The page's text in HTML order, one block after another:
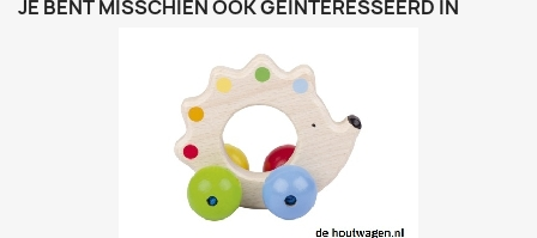
JE BENT MISSCHIEN OOK GEÏNTERESSEERD IN